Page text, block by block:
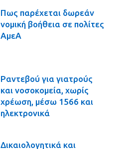
Πως παρέχεται δωρεάν
νομική βοήθεια σε πολίτες
ΑμεΑ
Ραντεβού για γιατρούς
και νοσοκομεία, χωρίς
χρέωση, μέσω 1566 και
ηλεκτρονικά
Δικαιολογητικά και